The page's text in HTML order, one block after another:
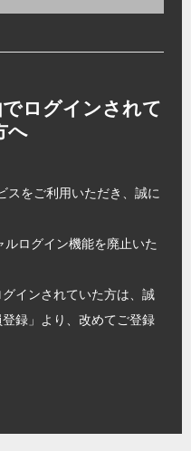
ログインされて
へ
スをご利用いただき、誠に
ログイン機能を廃止いた
インされていた方は、誠
録」より、改めてご登録